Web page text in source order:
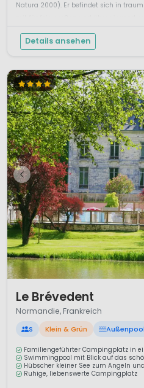
Natura 2000). Er befindet sich in
Details ansehen
Le Brévedent
Normandie, Frankreich
S Klein & Grün Außenpool
Familiengeführter Campingplatz in
Swimmingpool mit Blick auf das
Hübscher kleiner See zum Angeln
Ruhige, liebenswerte Campingplatz